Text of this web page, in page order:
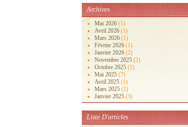
Archives
Mai 2026 (1)
Avril 2026 (1)
Mars 2026 (1)
Février 2026 (1)
Janvier 2026 (2)
Novembre 2025 (2)
Octobre 2025 (1)
Mai 2025 (7)
Avril 2025 (1)
Mars 2025 (1)
Janvier 2025 (3)
Liste D'articles